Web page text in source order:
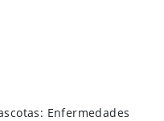
Enfermedades